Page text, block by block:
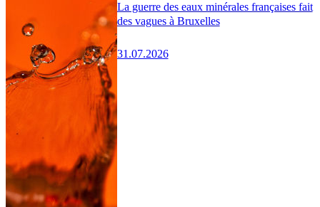
La guerre des eaux minérales françaises fait
des vagues à Bruxelles
31.07.2026